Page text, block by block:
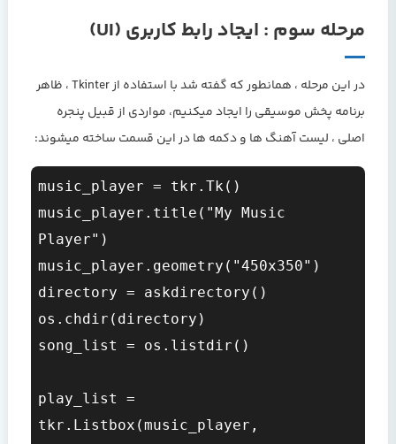
مرحله سوم : ایجاد رابط کاربری (UI)
در این مرحله ، همانطور که گفته شد با استفاده از Tkinter ، ظاهر
برنامه پخش موسیقی را ایجاد میکنیم، مواردی از قبیل پنجره
اصلی ، لیست آهنگ ها و دکمه ها در این قسمت ساخته میشوند:
music_player = tkr.Tk()
music_player.title("My Music
Player")
music_player.geometry("450x350")
directory = askdirectory()
os.chdir(directory)
song_list = os.listdir()
play_list =
tkr.Listbox(music_player,